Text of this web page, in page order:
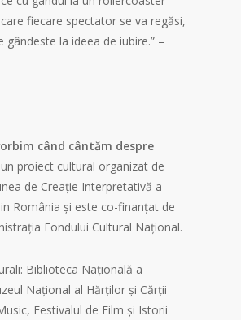
fiecare spectator se va regăsi,
gândeste la ideea de iubire.” –
când cântăm despre
proiect cultural organizat de
de Creație Interpretativă a
România și este co-finanțat de
Fondului Cultural Național.
Biblioteca Națională a
Național al Hărților și Cărții
Festivalul de Film și Istorii